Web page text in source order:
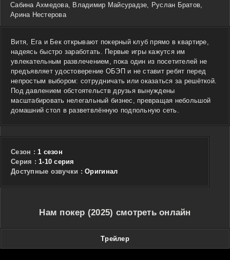
Сабина Ахмедова, Владимир Майсурадзе, Руслан Братов,
Арина Нестерова
Витя, Ега и Бек открывают покерный клуб прямо в квартире,
надеясь быстро заработать. Первые игры кажутся им
увлекательным развлечением, пока один из посетителей не
предъявляет удостоверение ОБЭП и не ставит ребят перед
непростым выбором: сотрудничать или оказаться за решёткой.
Под давлением обстоятельств друзья вынуждены
масштабировать нелегальный бизнес, превращая небольшой
домашний стол в разветвлённую подпольную сеть.
Сезон : 1 сезон
Cерия : 1-10 серия
Доступные озвучки : Оригинал
Нам покер (2025) смотреть онлайн
Трейлер